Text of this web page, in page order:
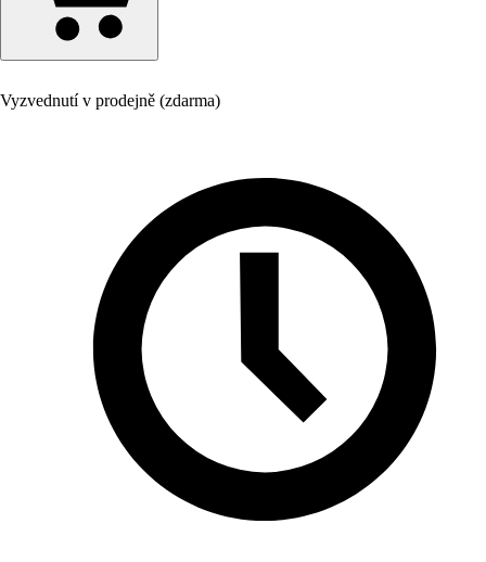
Vyzvednutí v prodejně (zdarma)